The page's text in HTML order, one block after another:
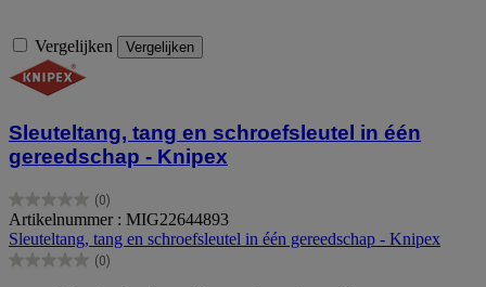
Vergelijken Vergelijken
Sleuteltang, tang en schroefsleutel in één
gereedschap - Knipex
(0)
0.0
van
de
5
Artikelnummer : MIG22644893
Sleuteltang, tang en schroefsleutel in één gereedschap - Knipex
(0)
0.0